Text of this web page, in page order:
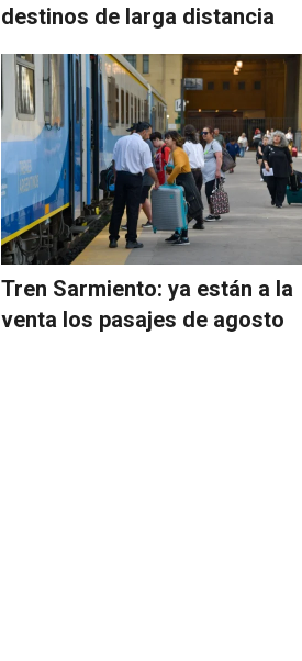
destinos de larga distancia
Tren Sarmiento: ya están a la
venta los pasajes de agosto